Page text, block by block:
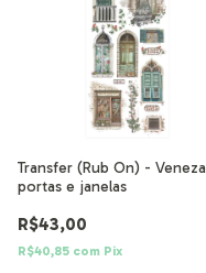
Transfer (Rub On) - Veneza
portas e janelas
R$43,00
R$40,85 com Pix